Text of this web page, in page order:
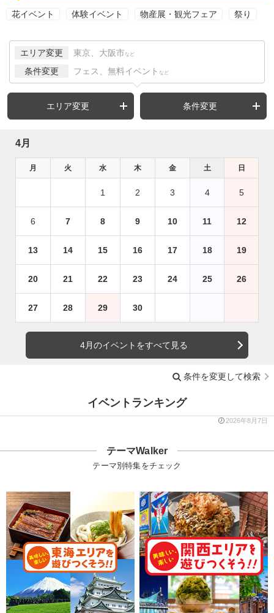
花イベント 体験イベント 物産展・観光フェア 祭り
エリア変更 東京、大阪市 など
条件変更 フェス、無料イベント など
エリア変更 条件変更
4月
月 火 水 木 金 土 日
1 2 3 4 5
6 7 8 9 10 11 12
13 14 15 16 17 18 19
20 21 22 23 24 25 26
27 28 29 30
4月のイベントをすべて見る
条件を変更して検索
イベントランキング
2026年8月7日
テーマWalker
テーマ別特集をチェック